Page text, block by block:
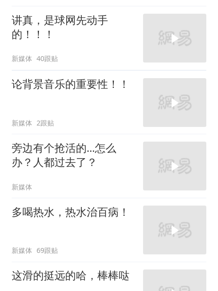
讲真，是球网先动手
的！！！
新媒体 40跟贴
论背景音乐的重要性！！
新媒体 2跟贴
旁边有个抢活的…怎么
办？人都过去了？
新媒体
多喝热水，热水治百病！
新媒体 69跟贴
这滑的挺远的哈，棒棒哒